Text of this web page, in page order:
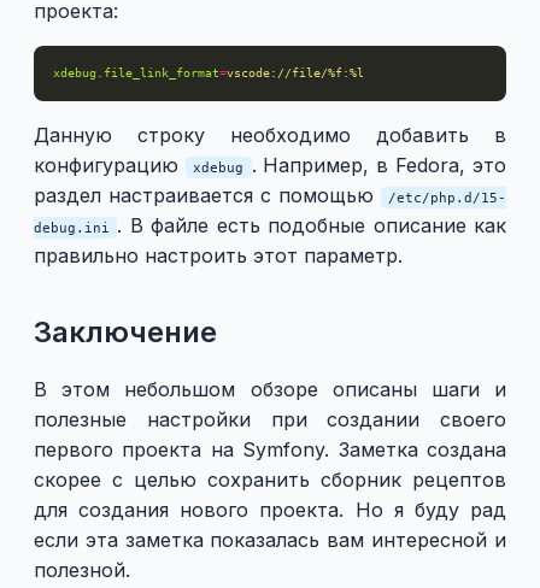
проекта:
xdebug.file_link_format=vscode://file/%f:%l
Данную строку необходимо добавить в
конфигурацию
xdebug . Например, в Fedora, это
раздел настраивается с помощью
/etc/php.d/15-
debug.ini . В файле есть подобные описание как
правильно настроить этот параметр.
Заключение
В этом небольшом обзоре описаны шаги и
полезные настройки при создании своего
первого проекта на Symfony. Заметка создана
скорее с целью сохранить сборник рецептов
для создания нового проекта. Но я буду рад
если эта заметка показалась вам интересной и
полезной.